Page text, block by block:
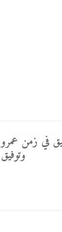
في زمن عمرو
وتوفيق